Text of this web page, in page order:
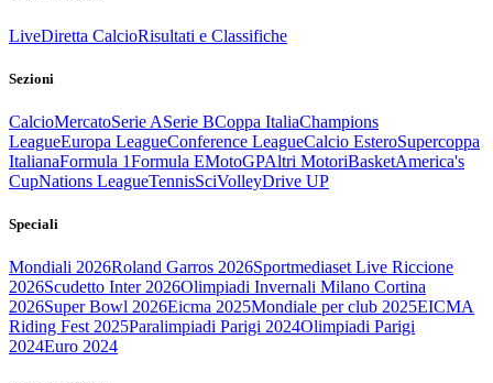
LiveDiretta CalcioRisultati e Classifiche
Sezioni
CalcioMercatoSerie ASerie BCoppa ItaliaChampions
LeagueEuropa LeagueConference LeagueCalcio EsteroSupercoppa
ItalianaFormula 1Formula EMotoGPAltri MotoriBasketAmerica's
CupNations LeagueTennisSciVolleyDrive UP
Speciali
Mondiali 2026Roland Garros 2026Sportmediaset Live Riccione
2026Scudetto Inter 2026Olimpiadi Invernali Milano Cortina
2026Super Bowl 2026Eicma 2025Mondiale per club 2025EICMA
Riding Fest 2025Paralimpiadi Parigi 2024Olimpiadi Parigi
2024Euro 2024